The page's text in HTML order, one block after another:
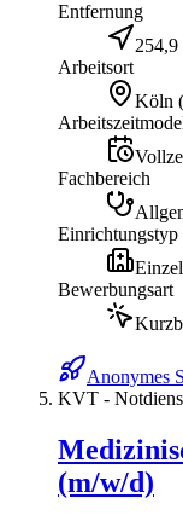
Entfernung
254,9
Arbeitsort
Köln (
Fachbereich
Einrichtungstyp
Bewerbungsart
Anonymes
KVT -
(m/w/d)